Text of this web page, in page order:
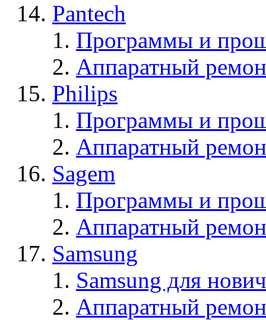
Pantech
Программы и
Аппаратный
Philips
Программы и
Аппаратный
Sagem
Программы и
Аппаратный
Samsung
Samsung для
Аппаратный